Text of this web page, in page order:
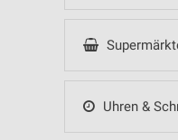
Uhren &